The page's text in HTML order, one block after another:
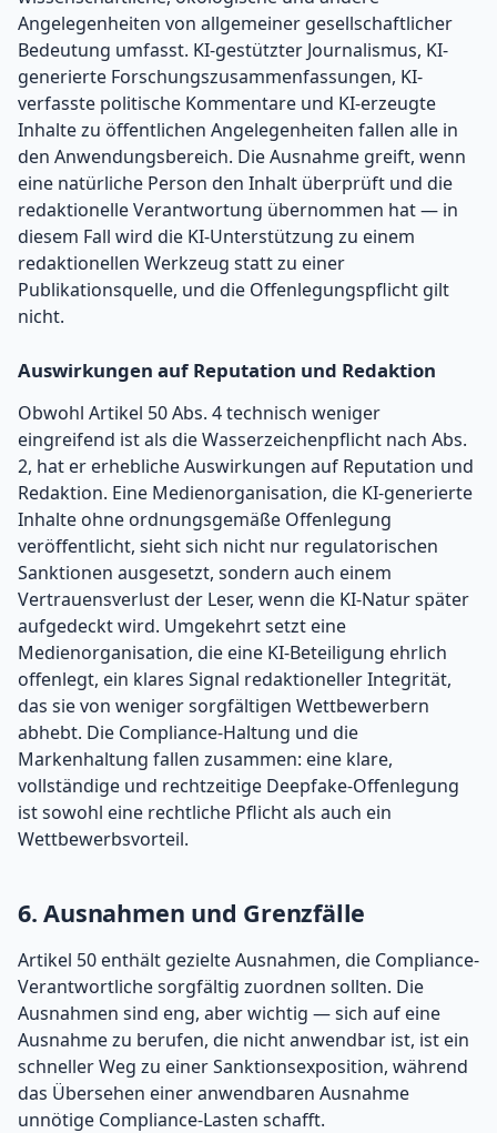
Angelegenheiten von allgemeiner gesellschaftlicher
Bedeutung umfasst. KI-gestützter Journalismus, KI-
generierte Forschungszusammenfassungen, KI-
verfasste politische Kommentare und KI-erzeugte
Inhalte zu öffentlichen Angelegenheiten fallen alle in
den Anwendungsbereich. Die Ausnahme greift, wenn
eine natürliche Person den Inhalt überprüft und die
redaktionelle Verantwortung übernommen hat — in
diesem Fall wird die KI-Unterstützung zu einem
redaktionellen Werkzeug statt zu einer
Publikationsquelle, und die Offenlegungspflicht gilt
nicht.
Auswirkungen auf Reputation und Redaktion
Obwohl Artikel 50 Abs. 4 technisch weniger
eingreifend ist als die Wasserzeichenpflicht nach Abs.
2, hat er erhebliche Auswirkungen auf Reputation und
Redaktion. Eine Medienorganisation, die KI-generierte
Inhalte ohne ordnungsgemäße Offenlegung
veröffentlicht, sieht sich nicht nur regulatorischen
Sanktionen ausgesetzt, sondern auch einem
Vertrauensverlust der Leser, wenn die KI-Natur später
aufgedeckt wird. Umgekehrt setzt eine
Medienorganisation, die eine KI-Beteiligung ehrlich
offenlegt, ein klares Signal redaktioneller Integrität,
das sie von weniger sorgfältigen Wettbewerbern
abhebt. Die Compliance-Haltung und die
Markenhaltung fallen zusammen: eine klare,
vollständige und rechtzeitige Deepfake-Offenlegung
ist sowohl eine rechtliche Pflicht als auch ein
Wettbewerbsvorteil.
6. Ausnahmen und Grenzfälle
Artikel 50 enthält gezielte Ausnahmen, die Compliance-
Verantwortliche sorgfältig zuordnen sollten. Die
Ausnahmen sind eng, aber wichtig — sich auf eine
Ausnahme zu berufen, die nicht anwendbar ist, ist ein
schneller Weg zu einer Sanktionsexposition, während
das Übersehen einer anwendbaren Ausnahme
unnötige Compliance-Lasten schafft.